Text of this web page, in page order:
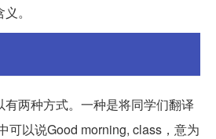
。
两种方式。一种是将同学们翻译
可以说Good morning, class，意为